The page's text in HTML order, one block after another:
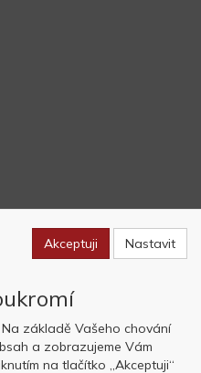
Akceptuji Nastavit
základě Vašeho chování
a zobrazujeme Vám
na tlačítko „Akceptuji“